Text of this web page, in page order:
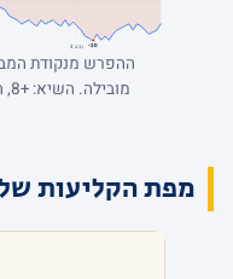
-20 רבע 4
ההפרש מנקודת
מפת הקליעות